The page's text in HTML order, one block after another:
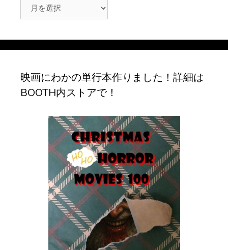
ー
映画にわかの単行本作りました！詳細は
BOOTH内ストアで！